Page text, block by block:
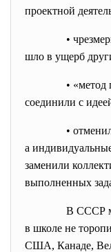
проектной
•
шло в ущерб
• «метод
соединили с
•
а
заменили
выполненных
В СССР
в школе не
США, Канаде,